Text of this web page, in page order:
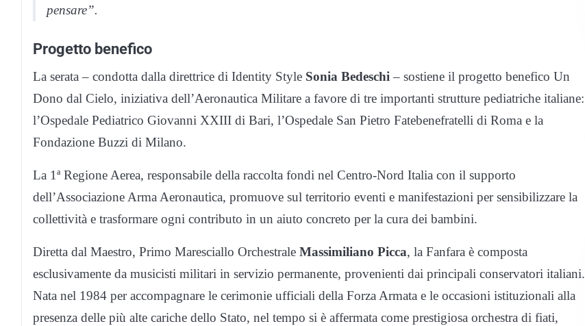
pensare”.
Progetto benefico
La serata – condotta dalla direttrice di Identity Style Sonia Bedeschi– sostiene il progetto benefico Un
Dono dal Cielo, iniziativa dell’Aeronautica Militare a favore di tre importanti strutture pediatriche italiane:
l’Ospedale Pediatrico Giovanni XXIII di Bari, l’Ospedale San Pietro Fatebenefratelli di Roma e la
Fondazione Buzzi di Milano.
La 1ª Regione Aerea, responsabile della raccolta fondi nel Centro-Nord Italia con il supporto
dell’Associazione Arma Aeronautica, promuove sul territorio eventi e manifestazioni per sensibilizzare la
collettività e trasformare ogni contributo in un aiuto concreto per la cura dei bambini.
Diretta dal Maestro, Primo Maresciallo Orchestrale Massimiliano Picca, la Fanfara è composta
esclusivamente da musicisti militari in servizio permanente, provenienti dai principali conservatori italiani.
Nata nel 1984 per accompagnare le cerimonie ufficiali della Forza Armata e le occasioni istituzionali alla
presenza delle più alte cariche dello Stato, nel tempo si è affermata come prestigiosa orchestra di fiati,